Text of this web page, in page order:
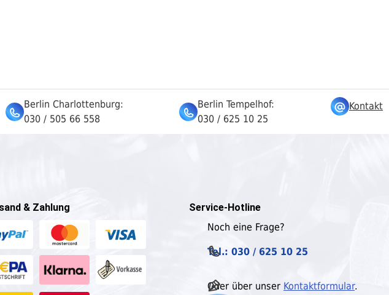
Berlin Charlottenburg:
030 / 505 66 558
Berlin Tempelhof:
030 / 625 10 25
Kontakt
& Zahlung
Service-Hotline
Noch eine Frage?
Tel.: 030 / 625 10 25
Oder über unser Kontaktformular.